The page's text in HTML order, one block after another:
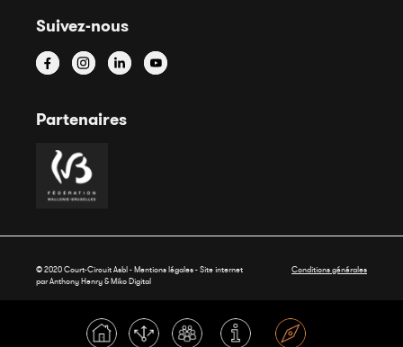
Suivez-nous
Partenaires
© 2020 Court-Circuit Asbl - Mentions légales - Site internet
par Anthony Henry &Miko Digital
Conditions générales